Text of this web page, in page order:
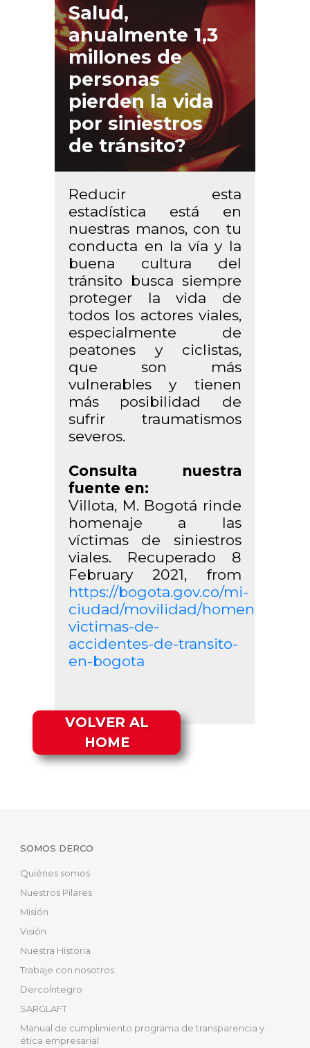
Salud,
anualmente 1,3
millones de
personas
pierden la vida
por siniestros
de tránsito?
Reducir esta
estadística está en
nuestras manos, con tu
conducta en la vía y la
buena cultura del
tránsito busca siempre
proteger la vida de
todos los actores viales,
especialmente de
peatones y ciclistas,
que son más
vulnerables y tienen
más posibilidad de
sufrir traumatismos
severos.
Consulta nuestra
fuente en:
Villota, M. Bogotá rinde
homenaje a las
víctimas de siniestros
viales. Recuperado 8
February 2021, from
https://bogota.gov.co/mi-
ciudad/movilidad/homenaje-
victimas-de-
accidentes-de-transito-
en-bogota
VOLVER AL
HOME
SOMOS DERCO
Quiénes somos
Nuestros Pilares
Misión
Visión
Nuestra Historia
Trabaje con nosotros
DercoÍntegro
SARGLAFT
Manual de cumplimiento programa de transparencia y
ética empresarial